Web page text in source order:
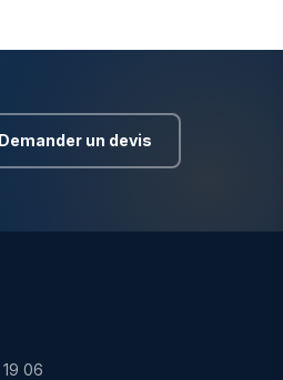
Demander un devis
06